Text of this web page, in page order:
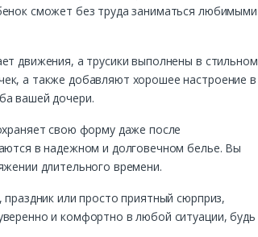
сможет без труда заниматься любимыми
движения, а трусики выполнены в стильном
а также добавляют хорошее настроение в
вашей дочери.
свою форму даже после
в надежном и долговечном белье. Вы
длительного времени.
или просто приятный сюрприз,
и комфортно в любой ситуации, будь